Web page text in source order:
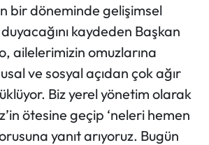
bir döneminde gelişimsel
kaydeden Başkan
ailelerimizin omuzlarına
ve sosyal açıdan çok ağır
Biz yerel yönetim olarak
ötesine geçip ‘neleri hemen
yanıt arıyoruz. Bugün